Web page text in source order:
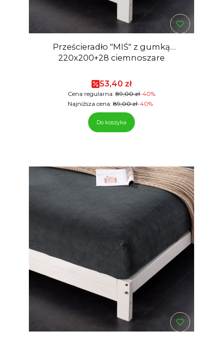
Prześcieradło "MIŚ" z gumką
220x200+28 ciemnoszare
Cena promocyjna
53,40 zł
Cena regularna: 89,00 zł-40%
Najniższa cena: 89,00 zł-40%
Do koszyka